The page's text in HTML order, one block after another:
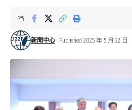
新聞中心 Published 2025 年 5 月 22 日